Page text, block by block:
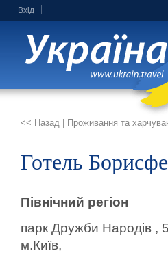
Вхід
<< Назад Проживання та
Готель
Північний регіон
парк Дружби Народів , 5
м.Київ,